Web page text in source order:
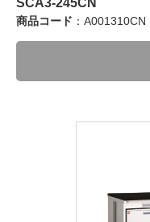
SCA3-245CN
商品コード ：A001310CN